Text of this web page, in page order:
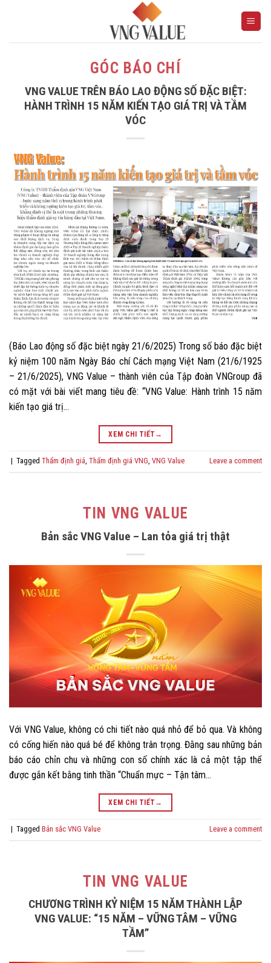
GÓC BÁO CHÍ
VNG VALUE TRÊN BÁO LAO ĐỘNG SỐ ĐẶC BIỆT:
HÀNH TRÌNH 15 NĂM KIẾN TẠO GIÁ TRỊ VÀ TẦM
VÓC
(Báo Lao động số đặc biệt ngày 21/6/2025) Trong số báo đặc biệt
kỷ niệm 100 năm Ngày Báo chí Cách mạng Việt Nam (21/6/1925
– 21/6/2025), VNG Value – thành viên của Tập đoàn VNGroup đã
có mặt với bài viết mang tiêu đề: “VNG Value: Hành trình 15 năm
kiến tạo giá trị…
XEM CHI TIẾT →
| Tagged Thẩm định giá, Thẩm định giá VNG, VNG Value Leave a comment
TIN VNG VALUE
Bản sắc VNG Value – Lan tỏa giá trị thật
Với VNG Value, không có chi tiết nào quá nhỏ để bỏ qua. Và không
có cống hiến nào quá bé để không trân trọng. Đằng sau những bản
báo cáo chỉn chu và những con số chính xác là cả một tập thể
được gắn kết bằng tinh thần “Chuẩn mực – Tận tâm…
XEM CHI TIẾT →
| Tagged Bản sắc VNG Value Leave a comment
TIN VNG VALUE
CHƯƠNG TRÌNH KỶ NIỆM 15 NĂM THÀNH LẬP
VNG VALUE: “15 NĂM – VỮNG TÂM – VỮNG
TẦM”